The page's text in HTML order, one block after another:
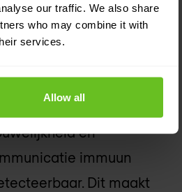
our traffic. We also share
who may combine it with
services.
Allow all
op
betrouwbaarheid,
en
immuun
Dit maakt